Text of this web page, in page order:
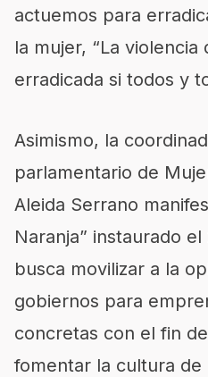
actuemos para
la mujer, “La
erradicada si todos y
Asimismo, la
parlamentario de
Aleida Serrano
Naranja” instaurado
busca movilizar a la
gobiernos para
concretas con el fin
fomentar la cultura de